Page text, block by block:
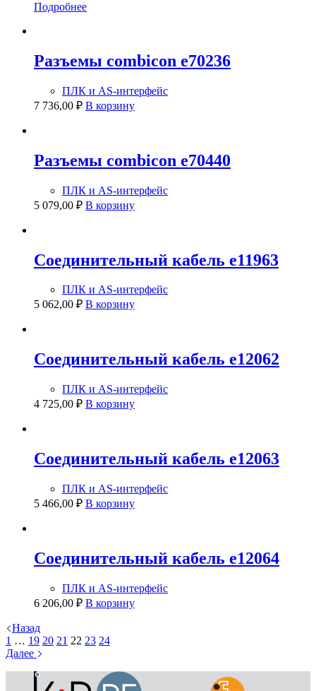
Подробнее
Разъемы combicon e70236
ПЛК и AS-интерфейс
7 736,00 ₽ В корзину
Разъемы combicon e70440
ПЛК и AS-интерфейс
5 079,00 ₽ В корзину
Соединительный кабель e11963
ПЛК и AS-интерфейс
5 062,00 ₽ В корзину
Соединительный кабель e12062
ПЛК и AS-интерфейс
4 725,00 ₽ В корзину
Соединительный кабель e12063
ПЛК и AS-интерфейс
5 466,00 ₽ В корзину
Соединительный кабель e12064
ПЛК и AS-интерфейс
6 206,00 ₽ В корзину
Назад
1 … 19 20 21 22 23 24
Далее